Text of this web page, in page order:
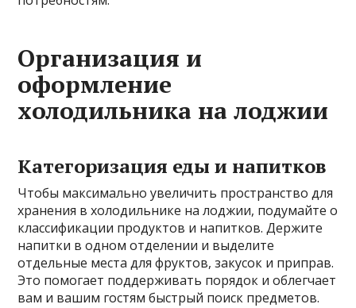
Организация и
оформление
холодильника на лоджии
Категоризация еды и напитков
Чтобы максимально увеличить пространство для
хранения в холодильнике на лоджии, подумайте о
классификации продуктов и напитков. Держите
напитки в одном отделении и выделите
отдельные места для фруктов, закусок и приправ.
Это помогает поддерживать порядок и облегчает
вам и вашим гостям быстрый поиск предметов.